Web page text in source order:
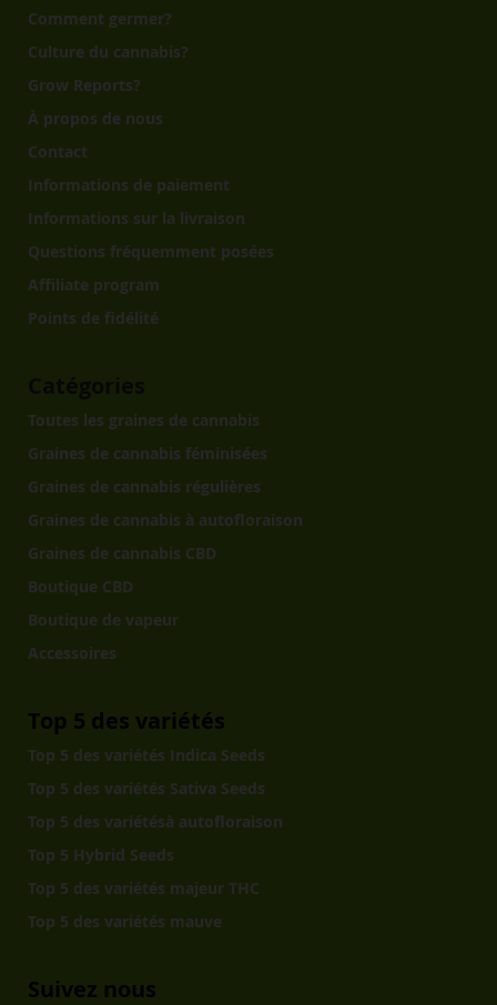
Comment germer?
Culture du cannabis?
Grow Reports?
À propos de nous
Contact
Informations de paiement
Informations sur la livraison
Questions fréquemment posées
Affiliate program
Points de fidélité
Toutes les graines de cannabis
Graines de cannabis féminisées
Graines de cannabis régulières
Graines de cannabis à autofloraison
Graines de cannabis CBD
Boutique CBD
Boutique de vapeur
Accessoires
Top 5 des variétés
Top 5 des variétés Indica Seeds
Top 5 des variétés Sativa Seeds
Top 5 des variétésà autofloraison
Top 5 Hybrid Seeds
Top 5 des variétés majeur THC
Top 5 des variétés mauve
Suivez nous